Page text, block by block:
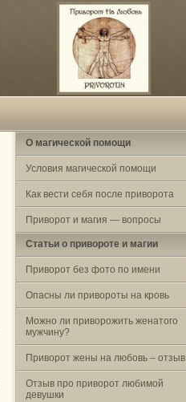
О магической помощи
Условия магической помощи
Как вести себя после приворота
Приворот и магия — вопросы
Статьи о привороте и магии
Приворот без фото по имени
Опасны ли привороты на кровь
Можно ли приворожить женатого
мужчину?
Приворот жены на любовь – отзыв
Отзыв про приворот любимой
девушки